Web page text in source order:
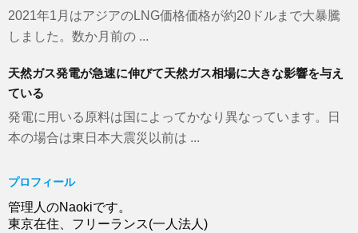
2021年1月はアジアのLNG価格価格が約20ドルまで大暴騰
しました。数か月前の ...
天然ガス発電が急速に伸びて天然ガス相場に大きな影響を与え
ている
発電に用いる原料は国によってかなり異なっています。日
本の場合は東日本大震災以前は ...
プロフィール
管理人のNaokiです。
東京在住、フリーランス(一人法人)